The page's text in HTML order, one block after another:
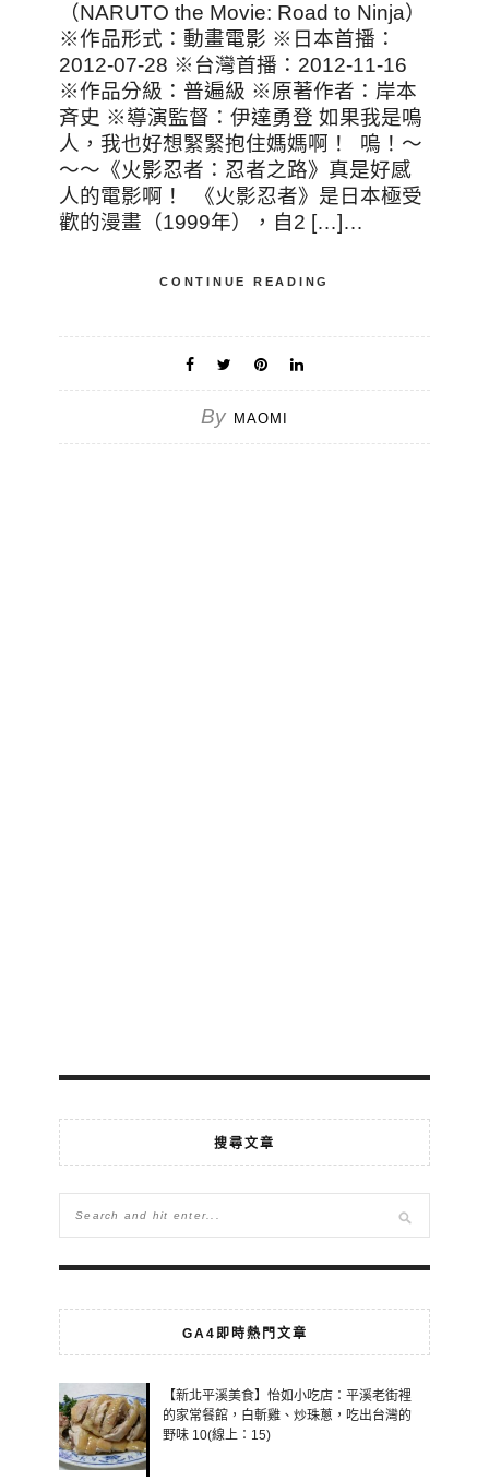
（NARUTO the Movie: Road to Ninja）
※作品形式：動畫電影 ※日本首播：
2012-07-28 ※台灣首播：2012-11-16
※作品分級：普遍級 ※原著作者：岸本
斉史 ※導演監督：伊達勇登 如果我是鳴
人，我也好想緊緊抱住媽媽啊！ 嗚！～
～～《火影忍者：忍者之路》真是好感
人的電影啊！ 《火影忍者》是日本極受
歡的漫畫（1999年），自2 […]…
CONTINUE READING
By MAOMI
搜尋文章
GA4即時熱門文章
【新北平溪美食】怡如小吃店：平溪老街裡
的家常餐館，白斬雞、炒珠蔥，吃出台灣的
野味 10(線上：15)